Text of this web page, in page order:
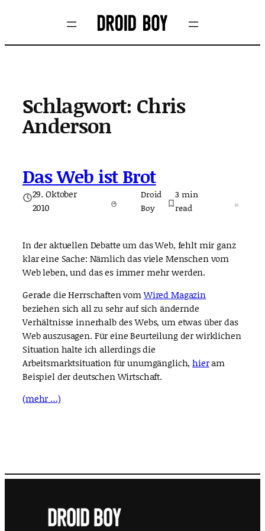
springen
Schlagwort: Chris
Anderson
Das Web ist Brot
29. Oktober
2010
Droid
Boy
3 min
read
In der aktuellen Debatte um das Web, fehlt mir ganz
klar eine Sache: Nämlich das viele Menschen vom
Web leben, und das es immer mehr werden.
Gerade die Herrschaften vomWired Magazin
beziehen sich all zu sehr auf sich ändernde
Verhältnisse innerhalb des Webs, um etwas über das
Web auszusagen. Für eine Beurteilung der wirklichen
Situation halte ich allerdings die
Arbeitsmarktsituation für unumgänglich,hieram
Beispiel der deutschen Wirtschaft.
(mehr …)